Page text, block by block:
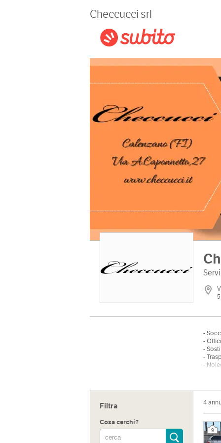
Checcucci srl
-
-
-
-
-
Filtra
Cosa cerchi?
4
9